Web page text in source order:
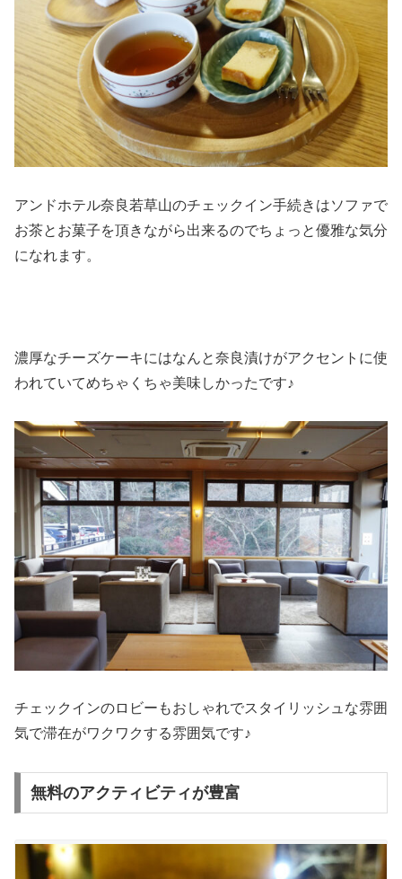
アンドホテル奈良若草山のチェックイン手続きはソファで
お茶とお菓子を頂きながら出来るのでちょっと優雅な気分
になれます。
濃厚なチーズケーキにはなんと奈良漬けがアクセントに使
われていてめちゃくちゃ美味しかったです♪
チェックインのロビーもおしゃれでスタイリッシュな雰囲
気で滞在がワクワクする雰囲気です♪
無料のアクティビティが豊富